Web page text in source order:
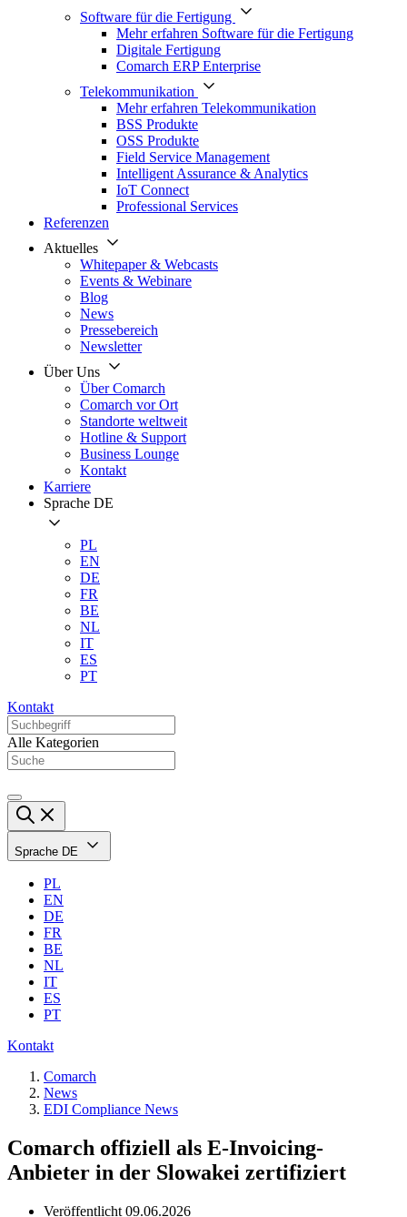
Software für die Fertigung
Mehr erfahren Software für die Fertigung
Digitale Fertigung
Comarch ERP Enterprise
Telekommunikation
Mehr erfahren Telekommunikation
BSS Produkte
OSS Produkte
Field Service Management
Intelligent Assurance & Analytics
IoT Connect
Professional Services
Referenzen
Aktuelles
Whitepaper & Webcasts
Events & Webinare
Blog
News
Pressebereich
Newsletter
Über Uns
Über Comarch
Comarch vor Ort
Standorte weltweit
Hotline & Support
Business Lounge
Kontakt
Karriere
Sprache DE
PL
EN
DE
FR
BE
NL
IT
ES
PT
Kontakt
Alle Kategorien
Sprache DE
PL
EN
DE
FR
BE
NL
IT
ES
PT
Kontakt
Comarch
News
EDI Compliance News
Comarch offiziell als E-Invoicing-
Anbieter in der Slowakei zertifiziert
Veröffentlicht 09.06.2026